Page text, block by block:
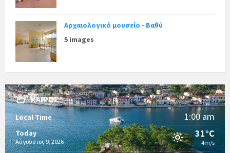
Αρχαιολογικό μουσείο - Βαθύ
5 images
ΚΑΙΡΌΣ
Local Time 1:00 am
Today
Αύγουστος 9, 2026
31°C
4m/s